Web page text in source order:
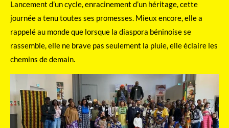
Lancement d’un cycle, enracinement d’un héritage, cette
journée a tenu toutes ses promesses. Mieux encore, elle a
rappelé au monde que lorsque la diaspora béninoise se
rassemble, elle ne brave pas seulement la pluie, elle éclaire les
chemins de demain.